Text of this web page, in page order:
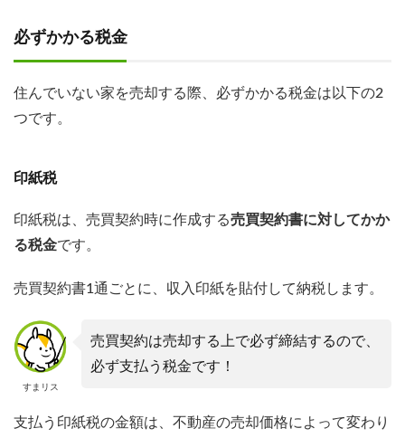
必ずかかる税金
住んでいない家を売却する際、必ずかかる税金は以下の2
つです。
印紙税
印紙税は、売買契約時に作成する売買契約書に対してかか
る税金です。
売買契約書1通ごとに、収入印紙を貼付して納税します。
すまリス
売買契約は売却する上で必ず締結するので、
必ず支払う税金です！
支払う印紙税の金額は、不動産の売却価格によって変わり